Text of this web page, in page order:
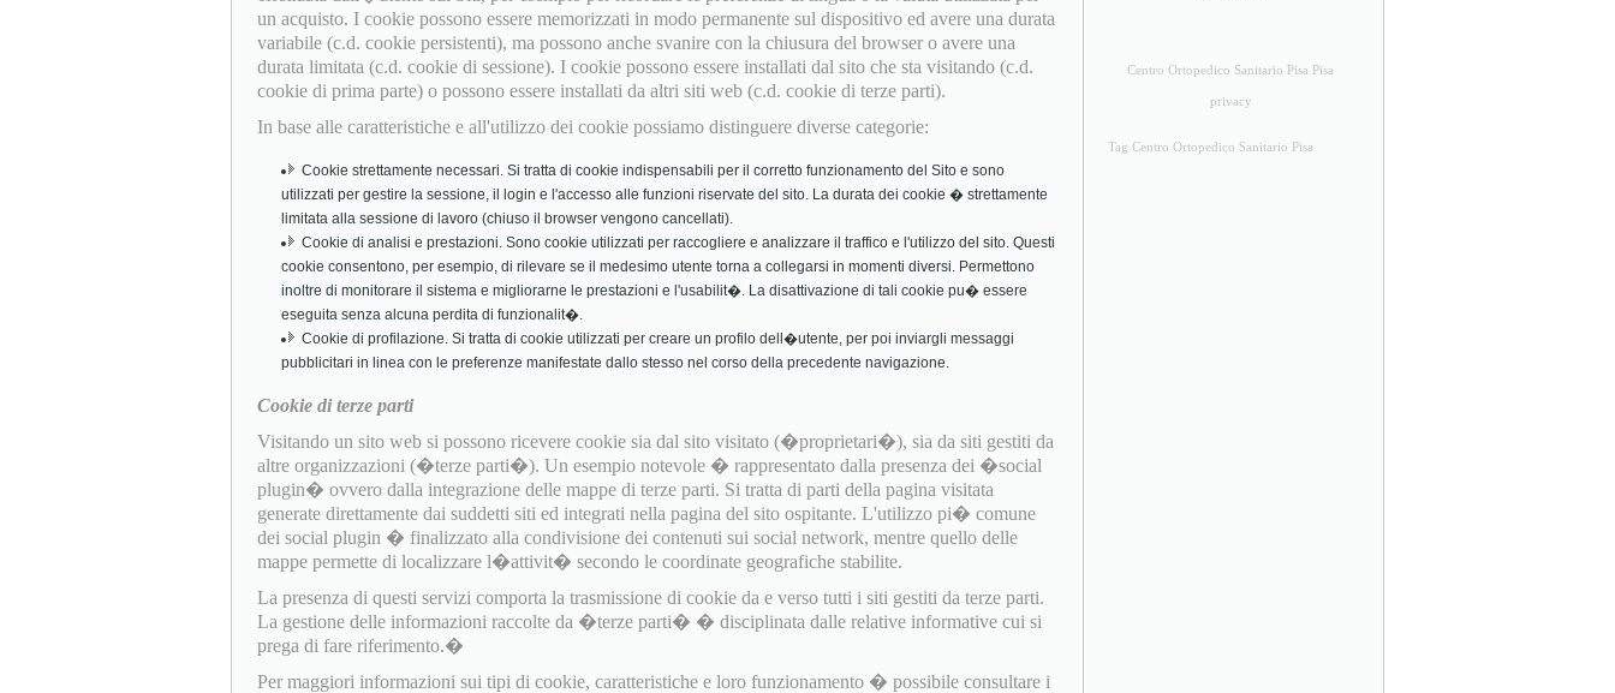
un acquisto. I cookie possono essere memorizzati in modo permanente sul dispositivo ed avere una durata
variabile (c.d. cookie persistenti), ma possono anche svanire con la chiusura del browser o avere una
durata limitata (c.d. cookie di sessione). I cookie possono essere installati dal sito che sta visitando (c.d.
cookie di prima parte) o possono essere installati da altri siti web (c.d. cookie di terze parti).
In base alle caratteristiche e all'utilizzo dei cookie possiamo distinguere diverse categorie:
Cookie strettamente necessari. Si tratta di cookie indispensabili per il corretto funzionamento del Sito e sono
utilizzati per gestire la sessione, il login e l'accesso alle funzioni riservate del sito. La durata dei cookie � strettamente
limitata alla sessione di lavoro (chiuso il browser vengono cancellati).
Cookie di analisi e prestazioni. Sono cookie utilizzati per raccogliere e analizzare il traffico e l'utilizzo del sito. Questi
cookie consentono, per esempio, di rilevare se il medesimo utente torna a collegarsi in momenti diversi. Permettono
inoltre di monitorare il sistema e migliorarne le prestazioni e l'usabilit�. La disattivazione di tali cookie pu� essere
eseguita senza alcuna perdita di funzionalit�.
Cookie di profilazione. Si tratta di cookie utilizzati per creare un profilo dell�utente, per poi inviargli messaggi
pubblicitari in linea con le preferenze manifestate dallo stesso nel corso della precedente navigazione.
Cookie di terze parti
Visitando un sito web si possono ricevere cookie sia dal sito visitato (�proprietari�), sia da siti gestiti da
altre organizzazioni (�terze parti�). Un esempio notevole � rappresentato dalla presenza dei �social
plugin� ovvero dalla integrazione delle mappe di terze parti. Si tratta di parti della pagina visitata
generate direttamente dai suddetti siti ed integrati nella pagina del sito ospitante. L'utilizzo pi� comune
dei social plugin � finalizzato alla condivisione dei contenuti sui social network, mentre quello delle
mappe permette di localizzare l�attivit� secondo le coordinate geografiche stabilite.
La presenza di questi servizi comporta la trasmissione di cookie da e verso tutti i siti gestiti da terze parti.
La gestione delle informazioni raccolte da �terze parti� � disciplinata dalle relative informative cui si
prega di fare riferimento.�
Per maggiori informazioni sui tipi di cookie, caratteristiche e loro funzionamento � possibile consultare i
Centro Ortopedico Sanitario Pisa Pisa
privacy
Tag Centro Ortopedico Sanitario Pisa